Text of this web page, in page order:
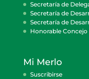
Secretaría de
Secretaría de
Secretaría de
Honorable
Mi Merlo
Suscribirse